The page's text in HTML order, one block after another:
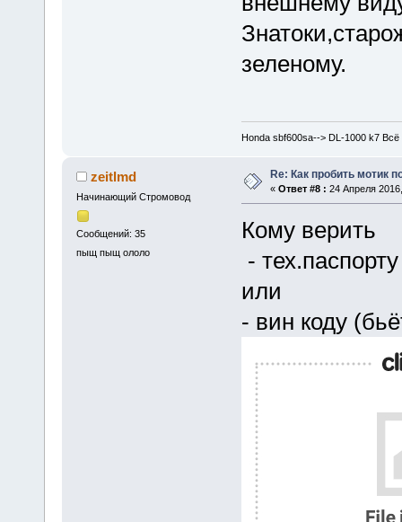
зеленому.
Honda sbf600sa--> DL-1000 k7
zeitlmd
Начинающий Стромовод
Сообщений: 35
пыщ пыщ ололо
Re: Как пробить мотик
« Ответ #8 : 24 Апреля
Кому верить
-
или
- вин коду